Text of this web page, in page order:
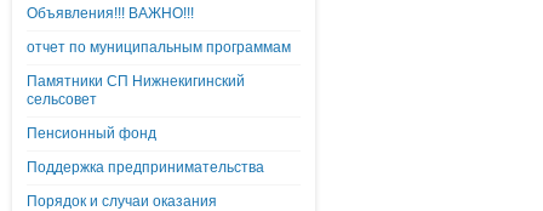
Объявления!!! ВАЖНО!!!
отчет по муниципальным программам
Памятники СП Нижнекигинский
сельсовет
Пенсионный фонд
Поддержка предпринимательства
Порядок и случаи оказания